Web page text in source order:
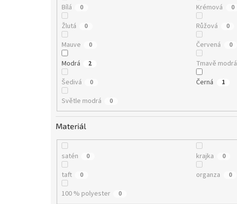
Bílá 0 Krémová 0
Žlutá 0 Růžová 0
Mauve 0 Červená 0
Modrá 2 Tmavě modrá
Šedivá 0 Černá 1
Světle modrá 0
Materiál
satén 0 krajka 0
taft 0 organza 0
100 % polyester 0